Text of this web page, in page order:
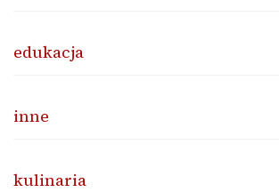
edukacja
inne
kulinaria